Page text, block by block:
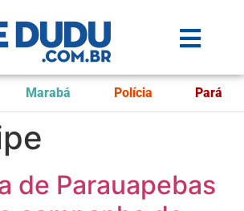
Marabá Polícia Pará
de Parauapebas